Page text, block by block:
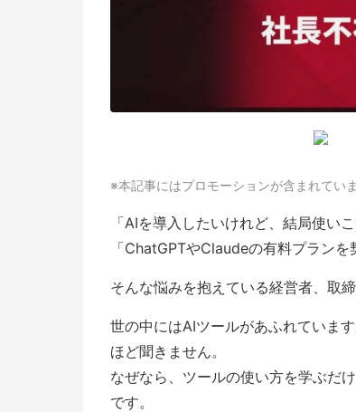
※本記事にはプロモーションが含まれていま
「AIを導入したいけれど、結局使い
「ChatGPTやClaudeの有料プラン
そんな悩みを抱えている経営者、取
世の中にはAIツールがあふれていま
ほど聞きません。
なぜなら、ツールの使い方を学ぶだけ
です。